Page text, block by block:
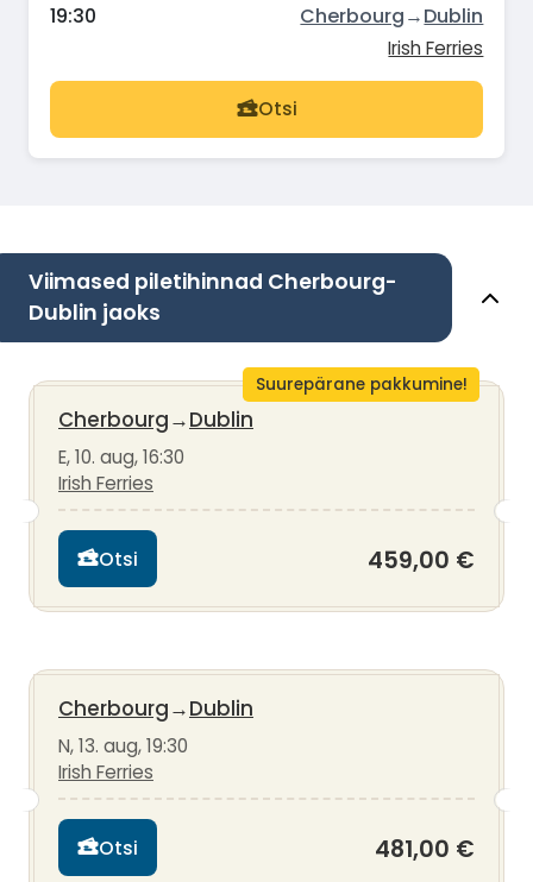
19:30 Cherbourg→Dublin
Irish Ferries
Otsi
Viimased piletihinnad Cherbourg-
Dublin jaoks
Suurepärane pakkumine!
Cherbourg→Dublin
E, 10. aug, 16:30
Irish Ferries
Otsi 459,00 €
Cherbourg→Dublin
N, 13. aug, 19:30
Irish Ferries
Otsi 481,00 €